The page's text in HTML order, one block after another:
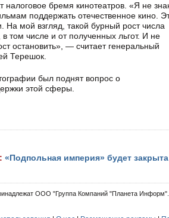
бремя кинотеатров. «Я не
под­держать отечественное кино.
На мой взгляд, такой бурный рост числа
том числе и от полученных льгот. И не
остановить», — считает генеральный
Терешок.
был поднят вопрос о
этой сферы.
«Подпольная империя» будет
ООО "Группа Компаний "Планета Информ".